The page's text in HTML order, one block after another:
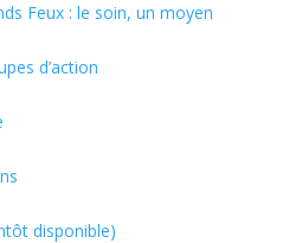
Feux : le soin, un moyen
d’action
disponible)